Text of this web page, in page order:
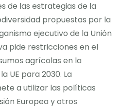
de las estrategias de la
propuestas por la
ejecutivo de la Unión
pide restricciones en el
agrícolas en la
UE para 2030. La
a utilizar las políticas
Europea y otros